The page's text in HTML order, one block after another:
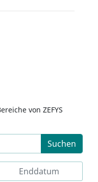
von ZEFYS
Suchen